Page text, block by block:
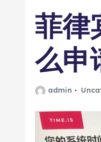
菲
么
admin